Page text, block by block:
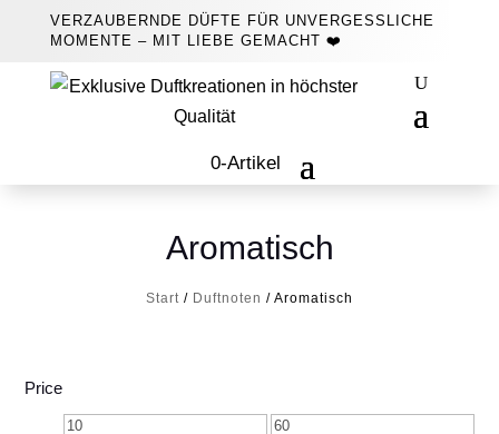
VERZAUBERNDE DÜFTE FÜR UNVERGESSLICHE
MOMENTE – MIT LIEBE GEMACHT ❤️
0-Artikel
Aromatisch
Start / Duftnoten / Aromatisch
Price
Min. Max.